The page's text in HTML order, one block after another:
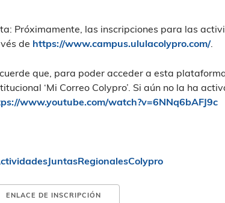
Próximamente, las inscripciones para las
de https://www.campus.ululacolypro.com/.
que, para poder acceder a esta
‘Mi Correo Colypro’. Si aún no la ha
www.youtube.com/watch?v=6NNq6bAFJ9c
ENLACE DE INSCRIPCIÓN